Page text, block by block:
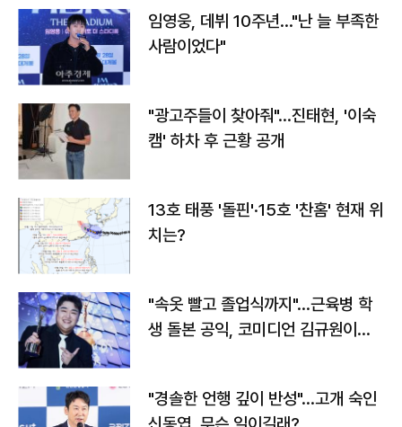
임영웅, 데뷔 10주년…"난 늘 부족한
사람이었다"
"광고주들이 찾아줘"…진태현, '이숙
캠' 하차 후 근황 공개
13호 태풍 '돌핀'·15호 '찬홈' 현재 위
치는?
"속옷 빨고 졸업식까지"…근육병 학
생 돌본 공익, 코미디언 김규원이었
"경솔한 언행 깊이 반성"…고개 숙인